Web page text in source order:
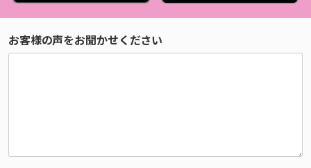
お客様の声をお聞かせください